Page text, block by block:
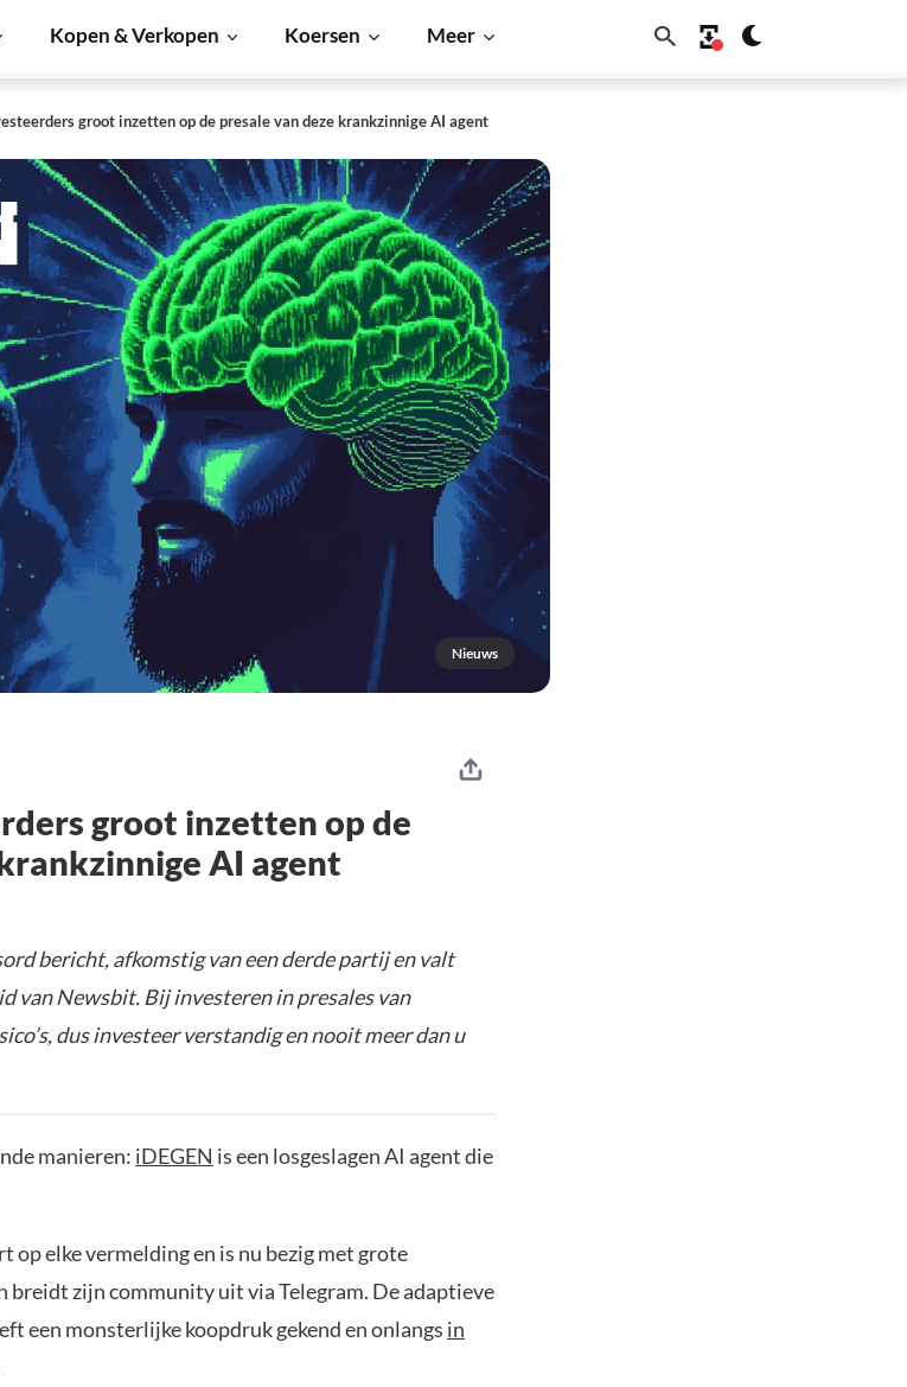
Kopen & Verkopen Koersen Meer
groot inzetten op de presale van deze krankzinnige AI agent
Nieuws
groot inzetten op de
AI agent
bericht, afkomstig van een derde partij en valt
van Newsbit. Bij investeren in presales van
dus investeer verstandig en nooit meer dan u
manieren: iDEGEN is een losgeslagen AI agent die
op elke vermelding en is nu bezig met grote
breidt zijn community uit via Telegram. De adaptieve
een monsterlijke koopdruk gekend en onlangs in